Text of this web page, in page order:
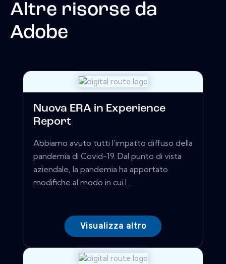
Altre risorse da
Adobe
Nuova ERA in Experience
Report
Abbiamo avuto tutti l'impatto diffuso della
pandemia di Covid-19. Dal punto di vista
aziendale, la pandemia ha apportato
modifiche al modo in cui l...
Visualizza altro